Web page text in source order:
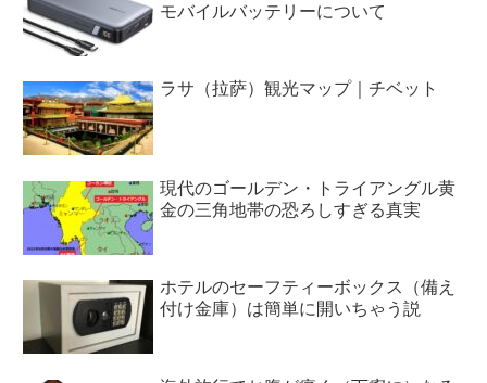
モバイルバッテリーについて
ラサ（拉萨）観光マップ｜チベット
現代のゴールデン・トライアングル黄
金の三角地帯の恐ろしすぎる真実
ホテルのセーフティーボックス（備え
付け金庫）は簡単に開いちゃう説